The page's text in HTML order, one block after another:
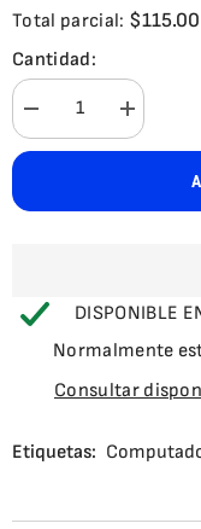
Total parcial: $115.00
Cantidad:
Disminuir
cantidad
para
A22i
aumentar
la
cantidad
Xiaomi
DISPONIBLE
Normalmente
Consultar
Etiquetas: